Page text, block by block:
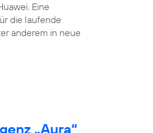
Eine
die laufende
anderem in neue
„Aura“